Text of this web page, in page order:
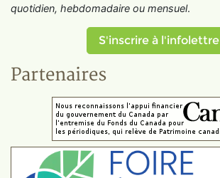
quotidien, hebdomadaire ou mensuel.
S'inscrire à l'infolettre
Partenaires